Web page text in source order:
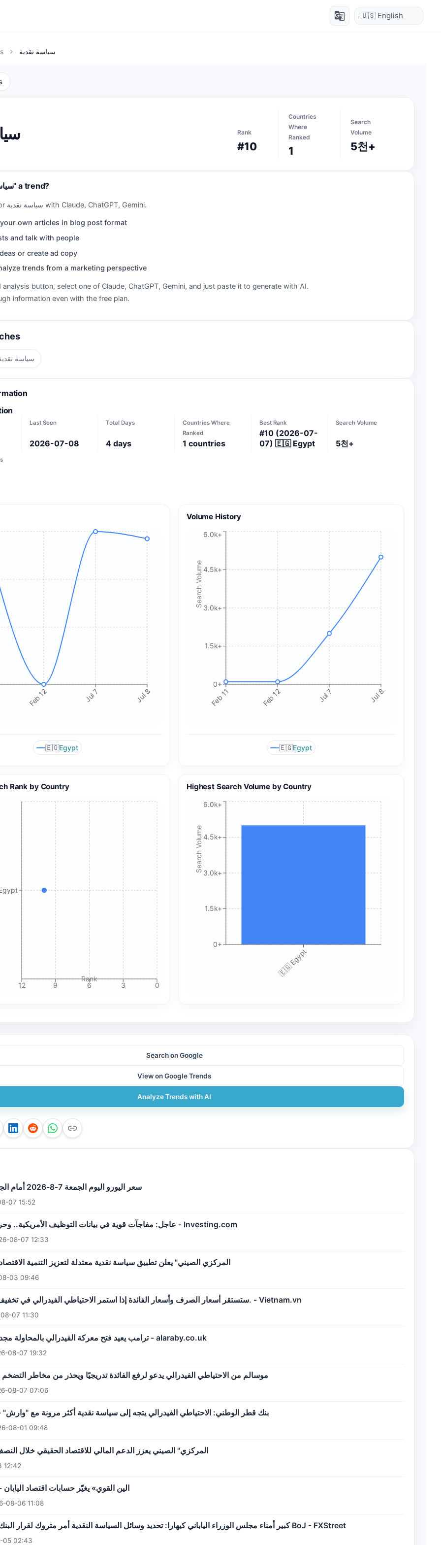
🍪 Cookie & ad choices
On the web, Google AdSense and GA4 may use cookies and
similar technologies. In apps, Google AdMob and Firebase
Analytics may use device identifiers. See our Privacy Policy
Accept All Cookies Accept Essential Only
Please review our privacy policy for more details.
g_translate
chevron_right سياسة نقدية
Rank
#10
Countries
Where
Ranked
1
Search
Volume
5천+
Why is "سياسة نقدية" a trend?
Analyze trends for سياسة نقدية with Claude, ChatGPT, Gemini.
own articles in blog post format
and talk with people
or create ad copy
trends from a marketing perspective
analysis button, select one of Claude, ChatGPT, Gemini, and just paste it to generate with AI.
information even with the free plan.
سياسة
Last Seen
2026-07-08
Total Days
4 days
Countries Where
Ranked
1 countries
Best Rank
#10(2026-07-
07) 🇪🇬 Egypt
Search Volume
5천+
Feb 12 Jul 7 Jul 8
🇪🇬Egypt
Volume History
Feb 11 Feb 12 Jul 7 Jul 8
0+
1.5k+
3.0k+
4.5k+
6.0k+
Search Volume
🇪🇬Egypt
Rank by Country
0
3
6
9
12
Rank
Highest Search Volume by Country
🇪🇬 Egypt
0+
1.5k+
3.0k+
4.5k+
6.0k+
Search Volume
Search on Google
View on Google Trends
Analyze Trends with AI
سعر اليورو اليوم الجمعة 7-8-2026 أمام الجنيه - جريدة المال
07 15:52
عاجل: مفاجآت قوية في بيانات التوظيف الأمريكية.. وحركة قوية بالأسواق - Investing.com
08-07 12:33
"المركزي الصيني" يعلن تطبيق سياسة نقدية معتدلة لتعزيز التنمية
03 09:46
ستستقر أسعار الصرف وأسعار الفائدة إذا استمر الاحتياطي الفيدرالي في تخفيف السياسة النقدية. - Vietnam.vn
07 11:30
ترامب يعيد فتح معركة الفيدرالي بالمحاولة مجدداً لإقالة ليزا كوك - alaraby.co.uk
08-07 19:32
موسالم من الاحتياطي الفيدرالي يدعو لرفع الفائدة تدريجيًا ويحذر من مخاطر التضخم
08-07 07:06
بنك قطر الوطني: الاحتياطي الفيدرالي يتجه إلى سياسة نقدية أكثر مرونة مع
08-01 09:48
"المركزي" الصيني يعزز الدعم المالي للاقتصاد الحقيقي خلال
12:42
«الين القوي» يغيّر حسابات اقتصاد
08-06 11:08
كبير أمناء مجلس الوزراء الياباني كيهارا: تحديد وسائل السياسة النقدية أمر متروك لقرار البنك المركزي الياباني BoJ - FXStreet
05 02:43